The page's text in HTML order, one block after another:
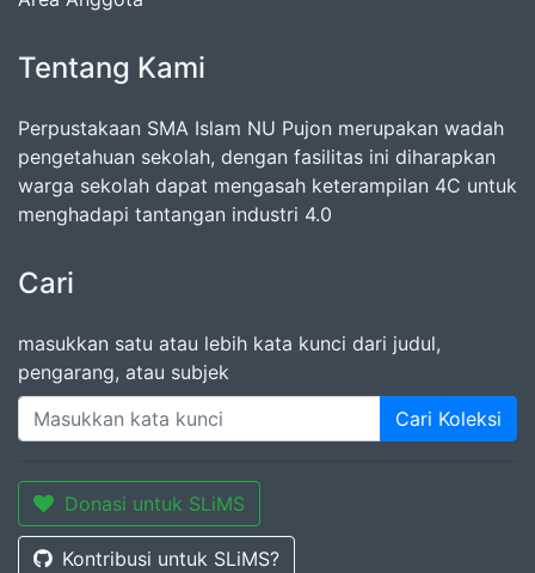
Tentang Kami
Perpustakaan SMA Islam NU Pujon merupakan wadah
pengetahuan sekolah, dengan fasilitas ini diharapkan
warga sekolah dapat mengasah keterampilan 4C untuk
menghadapi tantangan industri 4.0
Cari
masukkan satu atau lebih kata kunci dari judul,
pengarang, atau subjek
Cari Koleksi
Donasi untuk SLiMS
Kontribusi untuk SLiMS?